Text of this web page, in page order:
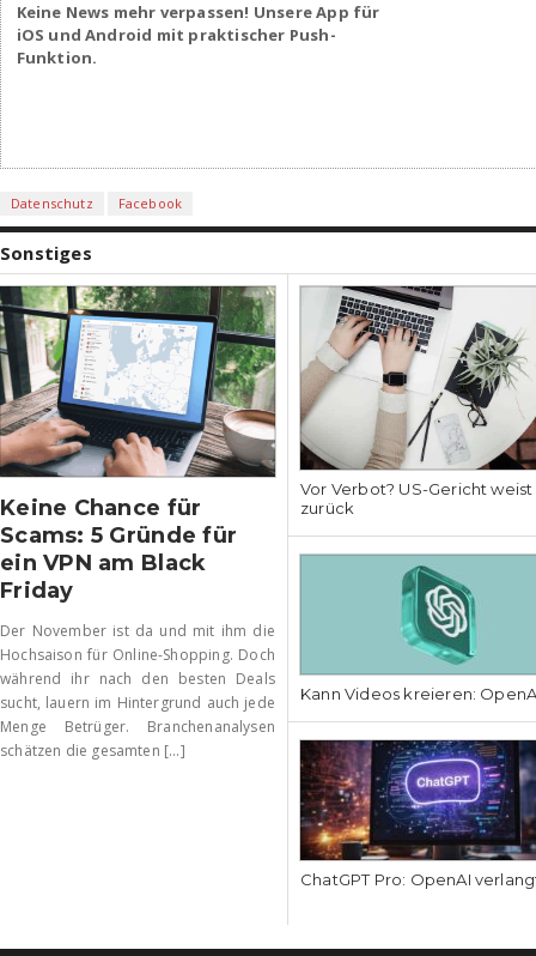
Keine News mehr verpassen! Unsere App für
iOS und Android mit praktischer Push-
Funktion.
Datenschutz Facebook
Sonstiges
Keine Chance für
Scams: 5 Gründe für
ein VPN am Black
Friday
Der November ist da und mit ihm die
Hochsaison für Online-Shopping. Doch
während ihr nach den besten Deals
sucht, lauern im Hintergrund auch jede
Menge Betrüger. Branchenanalysen
schätzen die gesamten [...]
Vor Verbot? US-Gericht
zurück
Kann Videos kreieren:
ChatGPT Pro: OpenAI